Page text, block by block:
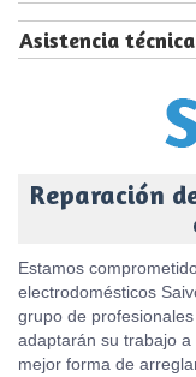
Asistencia
Reparación
Estamos
electrodomésticos
grupo de
adaptarán su trabajo
mejor forma de